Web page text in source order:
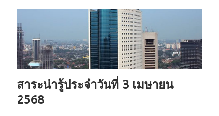
สาระน่ารู้ประจำวันที่ 3 เมษายน
2568